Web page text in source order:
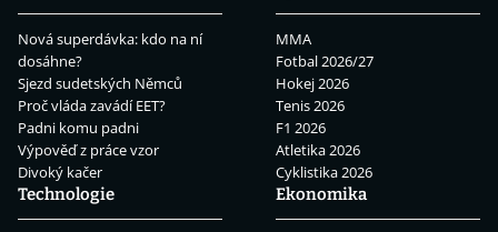
Nová superdávka: kdo na ní
dosáhne?
Sjezd sudetských Němců
Proč vláda zavádí EET?
Padni komu padni
Výpověď z práce vzor
Divoký kačer
MMA
Fotbal 2026/27
Hokej 2026
Tenis 2026
F1 2026
Atletika 2026
Cyklistika 2026
Technologie
Ekonomika